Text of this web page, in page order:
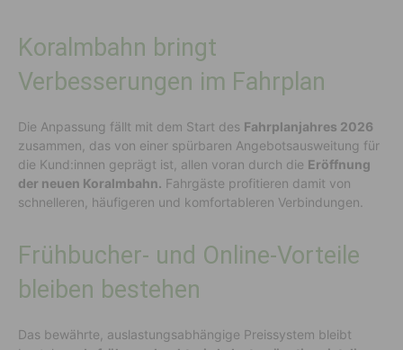
Koralmbahn bringt
Verbesserungen im Fahrplan
Die Anpassung fällt mit dem Start des Fahrplanjahres 2026
zusammen, das von einer spürbaren Angebotsausweitung für
die Kund:innen geprägt ist, allen voran durch die Eröffnung
der neuen Koralmbahn. Fahrgäste profitieren damit von
schnelleren, häufigeren und komfortableren Verbindungen.
Frühbucher- und Online-Vorteile
bleiben bestehen
Das bewährte, auslastungsabhängige Preissystem bleibt